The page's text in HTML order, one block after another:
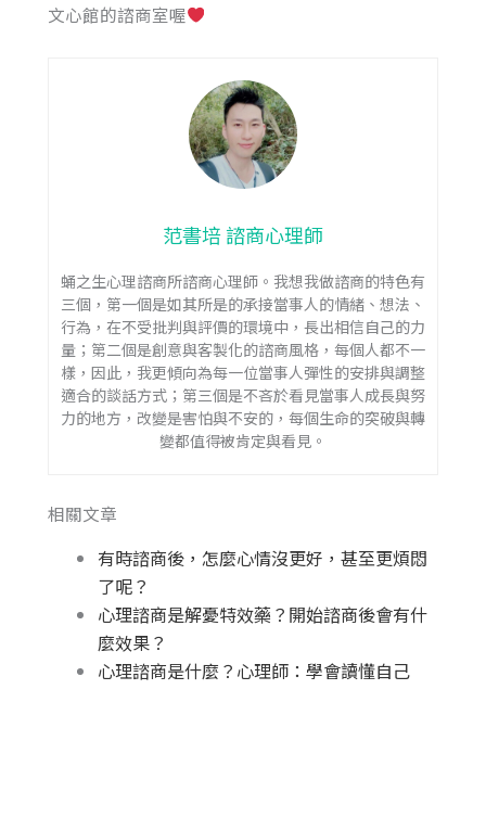
文心館的諮商室喔
范書培 諮商心理師
蛹之生心理諮商所諮商心理師。我想我做諮商的特色有
三個，第一個是如其所是的承接當事人的情緒、想法、
行為，在不受批判與評價的環境中，長出相信自己的力
量；第二個是創意與客製化的諮商風格，每個人都不一
樣，因此，我更傾向為每一位當事人彈性的安排與調整
適合的談話方式；第三個是不吝於看見當事人成長與努
力的地方，改變是害怕與不安的，每個生命的突破與轉
變都值得被肯定與看見。
相關文章
有時諮商後，怎麼心情沒更好，甚至更煩悶
了呢？
心理諮商是解憂特效藥？開始諮商後會有什
麼效果？
心理諮商是什麼？心理師：學會讀懂自己